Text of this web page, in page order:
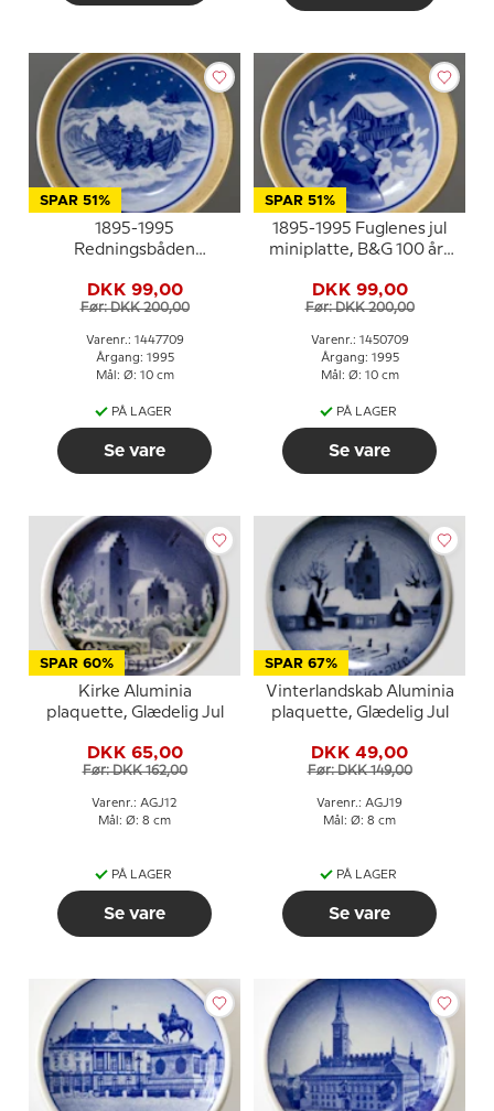
SPAR 51%
1895-1995
Redningsbåden
plaquette nr. 5
DKK 99,00
Før: DKK 200,00
Varenr.: 1447709
Årgang: 1995
Mål: Ø: 10 cm
PÅ LAGER
Se vare
SPAR 51%
1895-1995 Fuglenes jul
miniplatte, B&G 100 års
DKK 99,00
Før: DKK 200,00
Varenr.: 1450709
Årgang: 1995
Mål: Ø: 10 cm
PÅ LAGER
Se vare
SPAR 60%
Kirke Aluminia
plaquette, Glædelig Jul
DKK 65,00
Før: DKK 162,00
Varenr.: AGJ12
Mål: Ø: 8 cm
PÅ LAGER
Se vare
SPAR 67%
Vinterlandskab Aluminia
plaquette, Glædelig Jul
DKK 49,00
Før: DKK 149,00
Varenr.: AGJ19
Mål: Ø: 8 cm
PÅ LAGER
Se vare